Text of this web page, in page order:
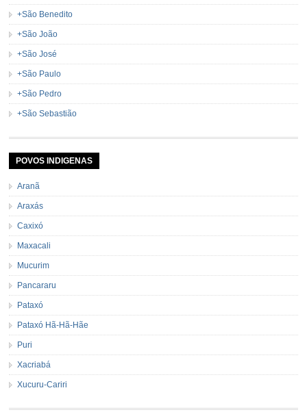
+São Benedito
+São João
+São José
+São Paulo
+São Pedro
+São Sebastião
POVOS INDIGENAS
Aranã
Araxás
Caxixó
Maxacali
Mucurim
Pancararu
Pataxó
Pataxó Hã-Hã-Hãe
Puri
Xacriabá
Xucuru-Cariri